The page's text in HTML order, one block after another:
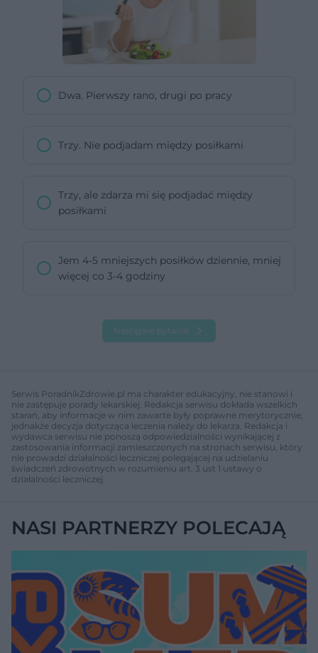
Dwa. Pierwszy rano, drugi po pracy
Trzy. Nie podjadam między posiłkami
Trzy, ale zdarza mi się podjadać między
posiłkami
Jem 4-5 mniejszych posiłków dziennie, mniej
więcej co 3-4 godziny
Następne pytanie
Serwis PoradnikZdrowie.pl ma charakter edukacyjny, nie stanowi i
nie zastępuje porady lekarskiej. Redakcja serwisu dokłada wszelkich
starań, aby informacje w nim zawarte były poprawne merytorycznie,
jednakże decyzja dotycząca leczenia należy do lekarza. Redakcja i
wydawca serwisu nie ponoszą odpowiedzialności wynikającej z
zastosowania informacji zamieszczonych na stronach serwisu, który
nie prowadzi działalności leczniczej polegającej na udzielaniu
świadczeń zdrowotnych w rozumieniu art. 3 ust 1 ustawy o
działalności leczniczej.
NASI PARTNERZY POLECAJĄ